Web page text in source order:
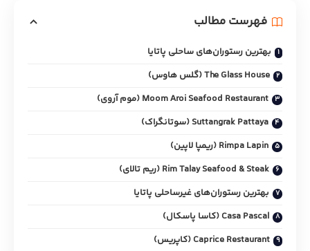
فهرست مطالب
بهترین رستوران‌های ساحلی پاتایا
The Glass House (گلس هاوس)
Moom Aroi Seafood Restaurant (موم آروی)
Suttangrak Pattaya (سوتانگراک)
Rimpa Lapin (ریمپا لاپین)
Rim Talay Seafood & Steak (ریم تالای)
بهترین رستوران‌های غیرساحلی پاتایا
Casa Pascal (کاسا پاسکال)
Caprice Restaurant (کاپریس)